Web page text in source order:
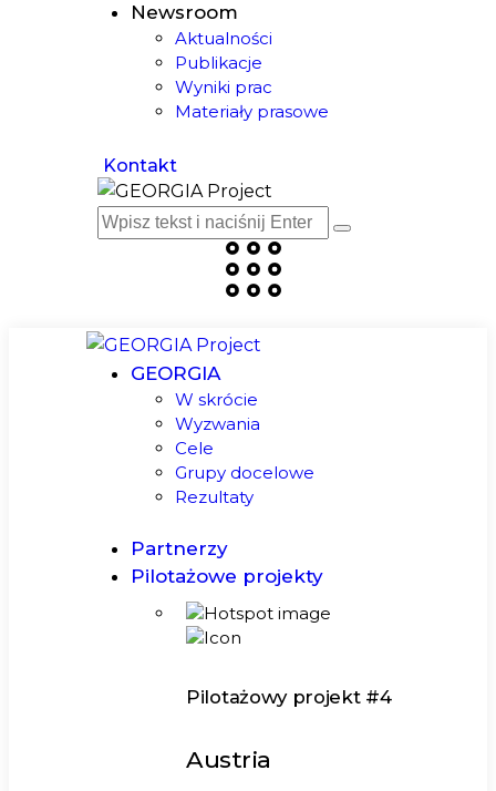
Newsroom
Aktualności
Publikacje
Wyniki prac
Materiały prasowe
Kontakt
GEORGIA
W skrócie
Wyzwania
Cele
Grupy docelowe
Rezultaty
Partnerzy
Pilotażowe projekty
Pilotażowy projekt #4
Austria